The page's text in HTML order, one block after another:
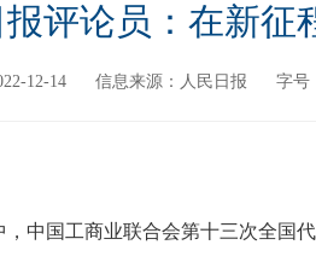
报评论员：在新征
12-14 信息来源：人民日报 字号
国工商业联合会第十三次全国